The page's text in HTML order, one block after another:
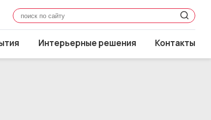
Интерьерные решения Контакты